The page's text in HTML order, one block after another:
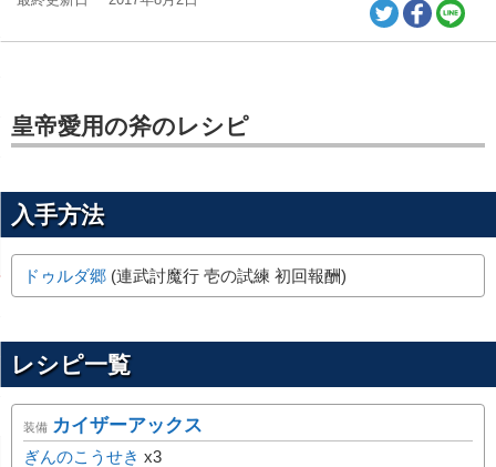
皇帝愛用の斧のレシピ
入手方法
ドゥルダ郷 (連武討魔行 壱の試練 初回報酬)
レシピ一覧
装備 カイザーアックス
ぎんのこうせき x3